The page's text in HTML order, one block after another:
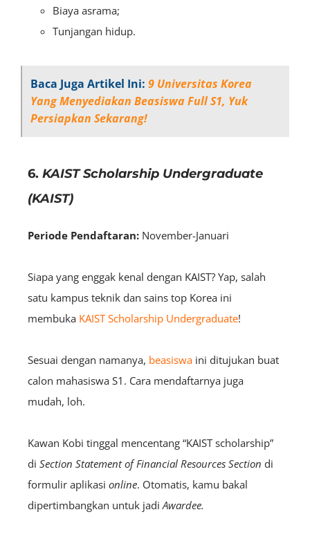
Biaya asrama;
Tunjangan hidup.
Baca Juga Artikel Ini: 9 Universitas Korea
Yang Menyediakan Beasiswa Full S1, Yuk
Persiapkan Sekarang!
6. KAIST Scholarship Undergraduate
(KAIST)
Periode Pendaftaran: November-Januari
Siapa yang enggak kenal dengan KAIST? Yap, salah
satu kampus teknik dan sains top Korea ini
membuka KAIST Scholarship Undergraduate!
Sesuai dengan namanya, beasiswa ini ditujukan buat
calon mahasiswa S1. Cara mendaftarnya juga
mudah, loh.
Kawan Kobi tinggal mencentang “KAIST scholarship”
di Section Statement of Financial Resources Section di
formulir aplikasi online. Otomatis, kamu bakal
dipertimbangkan untuk jadiAwardee.